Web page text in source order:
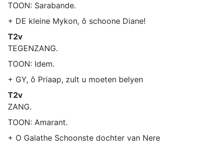
TOON: Sarabande.
+ DE kleine Mykon, ô schoone Diane!
T2v
TEGENZANG.
TOON: Idem.
+ GY, ô Priaap, zult u moeten belyen
T2v
ZANG.
TOON: Amarant.
+ O Galathe Schoonste dochter van Nere